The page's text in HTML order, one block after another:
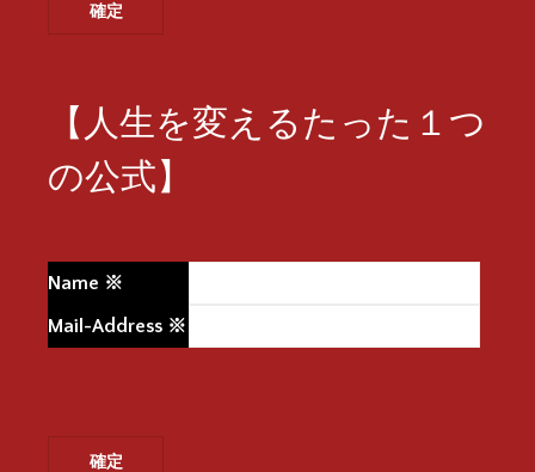
【人生を変えるたった１つ
の公式】
Name ※
Mail-Address ※